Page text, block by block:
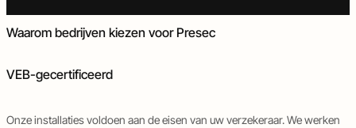
Waarom bedrijven kiezen voor Presec
VEB-gecertificeerd
Onze installaties voldoen aan de eisen van uw verzekeraar. We werken